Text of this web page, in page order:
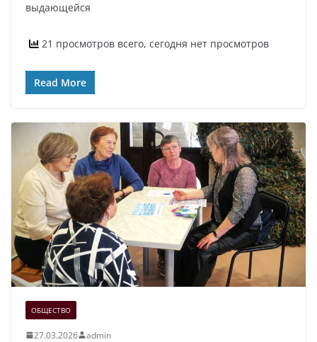
выдающейся
21 просмотров всего, сегодня нет просмотров
Read More
ОБЩЕСТВО
27.03.2026 admin